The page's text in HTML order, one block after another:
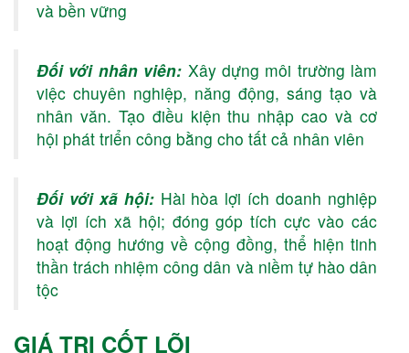
và bền vững
Đối với nhân viên: Xây dựng môi trường làm
việc chuyên nghiệp, năng động, sáng tạo và
nhân văn. Tạo điều kiện thu nhập cao và cơ
hội phát triển công bằng cho tất cả nhân viên
Đối với xã hội:Hài hòa lợi ích doanh nghiệp
và lợi ích xã hội; đóng góp tích cực vào các
hoạt động hướng về cộng đồng, thể hiện tinh
thần trách nhiệm công dân và niềm tự hào dân
tộc
GIÁ TRỊ CỐT LÕI